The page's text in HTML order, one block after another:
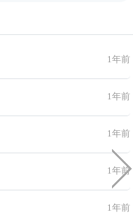
1年前
1年前
1年前
1年前
1年前